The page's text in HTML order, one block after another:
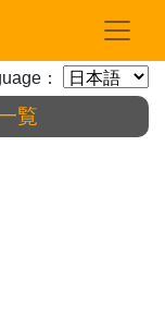
：
覧